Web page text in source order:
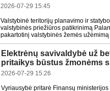
2026-07-29 15:45
Valstybinė teritorijų planavimo ir
valstybinės priežiūros patikrinimą
pakartotinį valstybinės žemės
Elektrėnų savivaldybė už
pritaikys būstus žmonėms
2026-07-29 15:26
Vyriausybė pritarė Finansų